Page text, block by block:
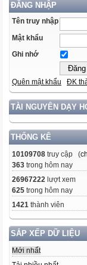
ĐĂNG NHẬP
Tên truy nhập
Mật khẩu
Ghi nhớ
Quên mật khẩu ĐK
TÀI NGUYÊN DẠY
THỐNG KÊ
10109708 truy cập (
363 trong hôm nay
26967222 lượt xem
625 trong hôm nay
1421 thành viên
SẮP XẾP DỮ LIỆU
Mới nhất